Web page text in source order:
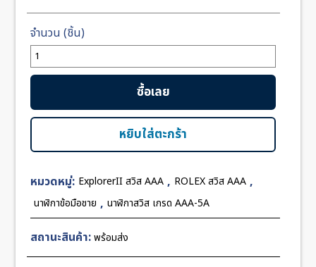
จำนวน
Rolex
ExplorerII
Dial
Hand
Swiss
ชิ้น
หยิบใส่ตะกร้า
ซื้อเลย
หมวดหมู่: ExplorerII สวิส AAA , ROLEX สวิส AAA ,
นาฬิกาข้อมือชาย , นาฬิกาสวิส เกรด AAA-5A
สถานะสินค้า:พร้อมส่ง